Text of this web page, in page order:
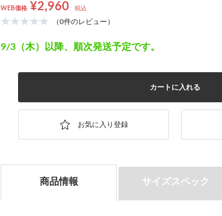
WEB価格 ¥2,960 税込
（0件のレビュー）
9/3（木）以降、順次発送予定です。
カートに入れる
商品情報 サイズスペック